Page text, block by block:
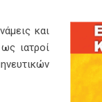
και
ιατροί